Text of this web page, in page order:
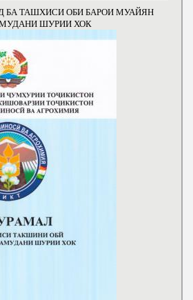
БА ТАШХИСИ ОБИ БАРОИ МУАЙЯН
ШУРИИ ХОК